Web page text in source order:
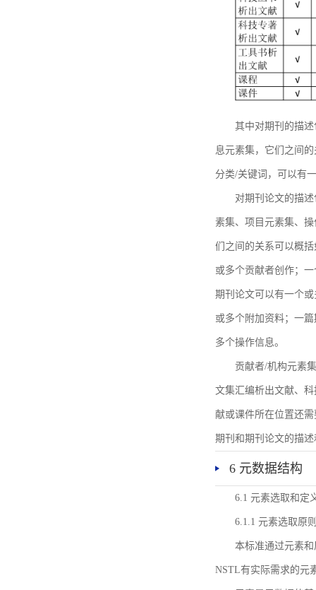
其中对期刊的描
息元素集，它们之间
分类/关键词，可以有
对期刊论文的描
素集、项目元素集、
们之间的关系可以概
或多个贡献者创作；
期刊论文可以有一个
或多个附加资料；一
多个操作信息。
贡献者/机构元素
文集汇编析出文献、
献或课件所在位置还
期刊和期刊论文的描
6 元数据结构
6.1 元素选取和定
6.1.1 元素选取原
本标准通过元素
NSTL有实际需求的元